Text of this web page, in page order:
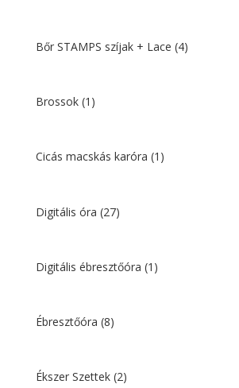
Bőr STAMPS szíjak + Lace (4)
Brossok (1)
Cicás macskás karóra (1)
Digitális óra (27)
Digitális ébresztőóra (1)
Ébresztőóra (8)
Ékszer Szettek (2)